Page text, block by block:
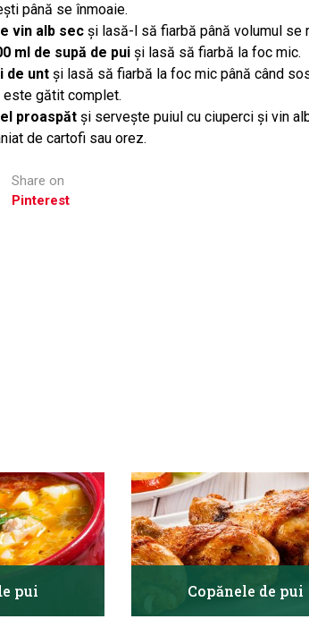
până se înmoaie.
vin alb secși lasă-l să fiarbă până volumul se
ml de supă de puiși lasă să fiarbă la foc mic.
de unt și lasă să fiarbă la foc mic până când
este gătit complet.
proaspătși servește puiul cu ciuperci și vin
de cartofi sau orez.
Share on
Pinterest
pui Copănele de pui